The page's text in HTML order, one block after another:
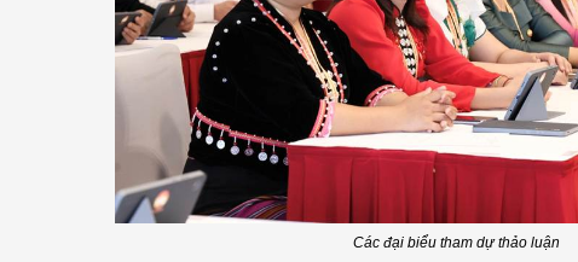
Các đại biểu tham dự thảo luận